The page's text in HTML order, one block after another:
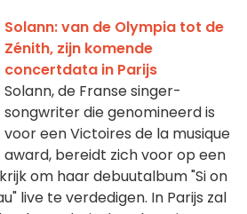
Solann: van de Olympia tot de
Zénith, zijn komende
concertdata in Parijs
Solann, de Franse singer-
songwriter die genomineerd is
voor een Victoires de la musique
award, bereidt zich voor op een
om haar debuutalbum "Si on
live te verdedigen. In Parijs zal